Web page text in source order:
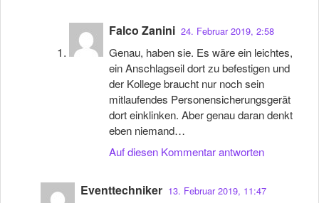
Falco Zanini 24. Februar 2019, 2:58
Genau, haben sie. Es wäre ein leichtes,
ein Anschlagseil dort zu befestigen und
der Kollege braucht nur noch sein
mitlaufendes Personensicherungsgerät
dort einklinken. Aber genau daran denkt
eben niemand…
Auf diesen Kommentar antworten
Eventtechniker 13. Februar 2019, 11:47